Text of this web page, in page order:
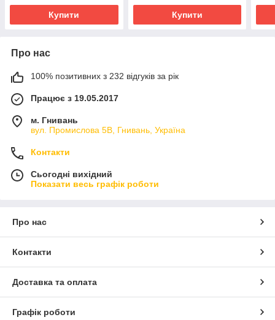
Купити Купити
Про нас
100% позитивних з 232 відгуків за рік
Працює з 19.05.2017
м. Гнивань
вул. Промислова 5В, Гнивань, Україна
Контакти
Сьогодні вихідний
Показати весь графік роботи
Про нас
Контакти
Доставка та оплата
Графік роботи